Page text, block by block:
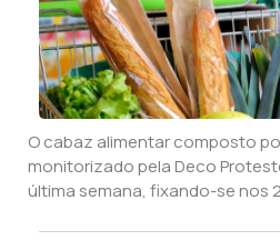
O cabaz alimentar composto
monitorizado pela Deco
última semana, fixando-se nos